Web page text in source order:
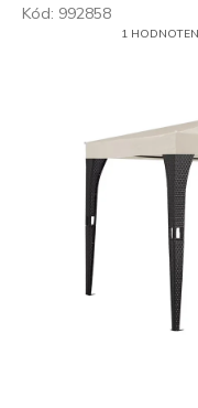
Kód: 992858
PRIEMERNÉ
HVIEZDIČIEK.
1